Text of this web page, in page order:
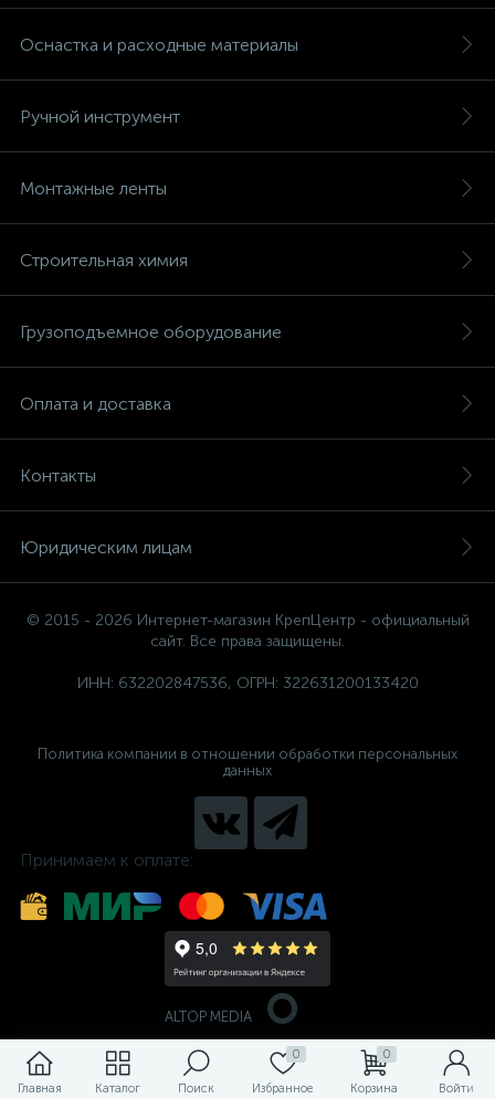
Главная Каталог Поиск
0
Избранное
0
Корзина Войти
Оснастка и расходные материалы
Ручной инструмент
Монтажные ленты
Строительная химия
Грузоподъемное оборудование
Оплата и доставка
Контакты
Юридическим лицам
© 2015 - 2026 Интернет-магазин КрепЦентр - официальный
сайт. Все права защищены.
ИНН: 632202847536, ОГРН: 322631200133420
Политика компании в отношении обработки персональных
данных
Принимаем к оплате:
ALTOP MEDIA